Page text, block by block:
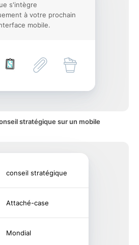
s'intègre
à votre prochain
mobile.
stratégique sur un mobile
conseil stratégique
Attaché-case
Mondial